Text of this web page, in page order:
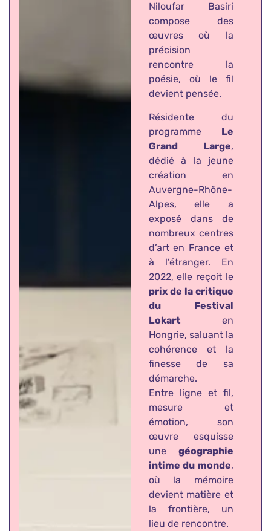
Niloufar Basiri
compose des
œuvres où la
précision
rencontre la
poésie, où le fil
devient pensée.
Résidente du
programme Le
Grand Large,
dédié à la jeune
création en
Auvergne-Rhône-
Alpes, elle a
exposé dans de
nombreux centres
d’art en France et
à l’étranger. En
2022, elle reçoit le
prix de la critique
du Festival
Lokarten
Hongrie, saluant la
cohérence et la
finesse de sa
démarche.
Entre ligne et fil,
mesure et
émotion, son
œuvre esquisse
une géographie
intime du monde,
où la mémoire
devient matière et
la frontière, un
lieu de rencontre.